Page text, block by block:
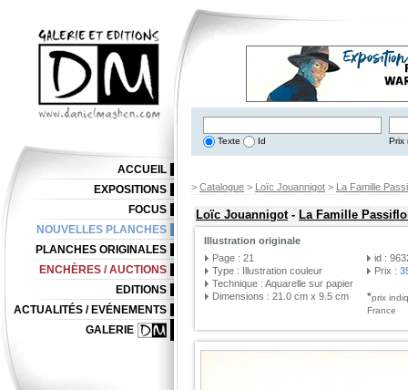
Texte Id Prix
> Catalogue > Loïc Jouannigot > La Famille
Loïc Jouannigot-La Famille
Illustration originale
Page : 21
Type : Illustration couleur
Technique : Aquarelle sur papier
Dimensions : 21.0 cm x 9.5 cm
id :
Prix :
*prix
France
ACCUEIL
EXPOSITIONS
FOCUS
NOUVELLES PLANCHES
PLANCHES ORIGINALES
ENCHÈRES / AUCTIONS
EDITIONS
ACTUALITÉS / EVÉNEMENTS
GALERIE